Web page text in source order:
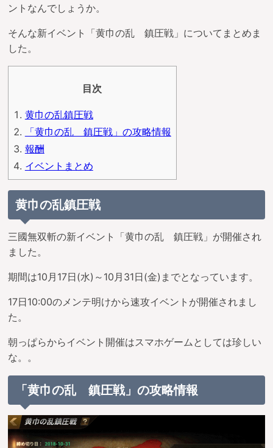
ントなんでしょうか。
そんな新イベント「黄巾の乱 鎮圧戦」についてまとめま
した。
目次
黄巾の乱鎮圧戦
「黄巾の乱 鎮圧戦」の攻略情報
報酬
イベントまとめ
黄巾の乱鎮圧戦
三國無双斬の新イベント「黄巾の乱 鎮圧戦」が開催され
ました。
期間は10月17日(水)～10月31日(金)までとなっています。
17日10:00のメンテ明けから速攻イベントが開催されまし
た。
朝っぱらからイベント開催はスマホゲームとしては珍しい
な。。
「黄巾の乱 鎮圧戦」の攻略情報